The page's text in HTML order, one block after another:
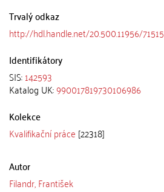
Trvalý odkaz
http://hdl.handle.net/20.500.11956/71515
Identifikátory
SIS:142593
Katalog UK:990017819730106986
Kolekce
Kvalifikační práce [22318]
Autor
Filandr, František